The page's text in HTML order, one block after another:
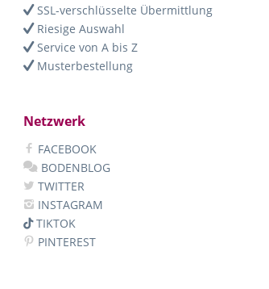
SSL-verschlüsselte Übermittlung
Riesige Auswahl
Service von A bis Z
Musterbestellung
Netzwerk
FACEBOOK
BODENBLOG
TWITTER
INSTAGRAM
TIKTOK
PINTEREST